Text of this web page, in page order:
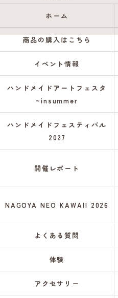
ホーム
商品の購入はこちら
イベント情報
ハンドメイドアートフェスタ
~insummer
ハンドメイドフェスティバル
2027
開催レポート
NAGOYA NEO KAWAII 2026
よくある質問
体験
アクセサリー